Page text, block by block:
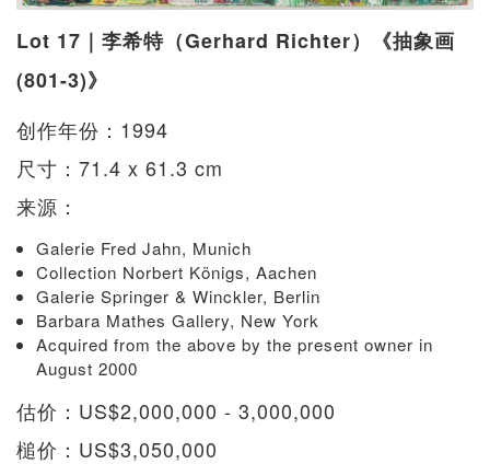
Lot 17｜李希特（Gerhard Richter）《抽象画
(801-3)》
创作年份：1994
尺寸：71.4 x 61.3 cm
来源：
Galerie Fred Jahn, Munich
Collection Norbert Königs, Aachen
Galerie Springer & Winckler, Berlin
Barbara Mathes Gallery, New York
Acquired from the above by the present owner in
August 2000
估价：US$2,000,000 - 3,000,000
槌价：US$3,050,000